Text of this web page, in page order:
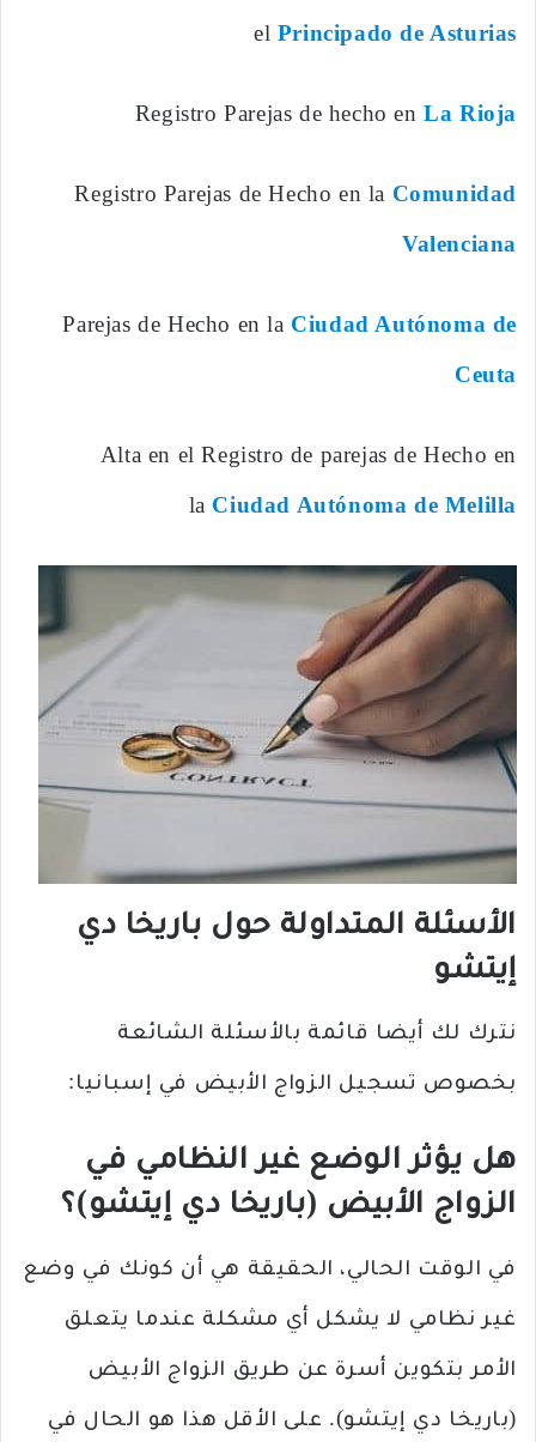
el Principado de Asturias
Registro Parejas de hecho enLa Rioja
Registro Parejas de Hecho en la Comunidad
Valenciana
Parejas de Hecho en la Ciudad Autónoma de
Ceuta
Alta en el Registro de parejas de Hecho en
la Ciudad Autónoma de Melilla
الأسئلة المتداولة حول باريخا دي
إيتشو
نترك لك أيضا قائمة بالأسئلة الشائعة
بخصوص تسجيل الزواج الأبيض في إسبانيا:
هل يؤثر الوضع غير النظامي في
الزواج الأبيض (باريخا دي إيتشو)؟
في الوقت الحالي، الحقيقة هي أن كونك في وضع
غير نظامي لا يشكل أي مشكلة عندما يتعلق
الأمر بتكوين أسرة عن طريق الزواج الأبيض
(باريخا دي إيتشو). على الأقل هذا هو الحال في